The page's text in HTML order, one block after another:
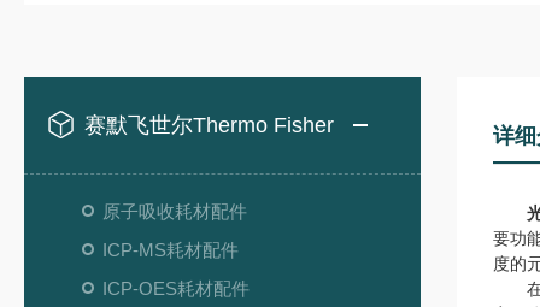
赛默飞世尔Thermo Fisher
原子吸收耗材配件
ICP-MS耗材配件
ICP-OES耗材配件
详
要功
度的
在